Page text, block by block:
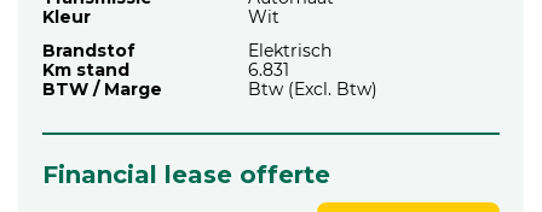
Kleur
Wit
Brandstof
Elektrisch
Km stand
6.831
BTW / Marge
Btw (Excl. Btw)
Financial lease offerte